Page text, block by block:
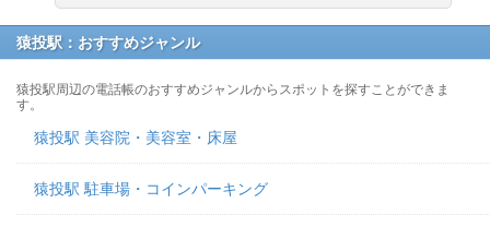
猿投駅：おすすめジャンル
猿投駅周辺の電話帳のおすすめジャンルからスポットを探すことができま
す。
猿投駅 美容院・美容室・床屋
猿投駅 駐車場・コインパーキング